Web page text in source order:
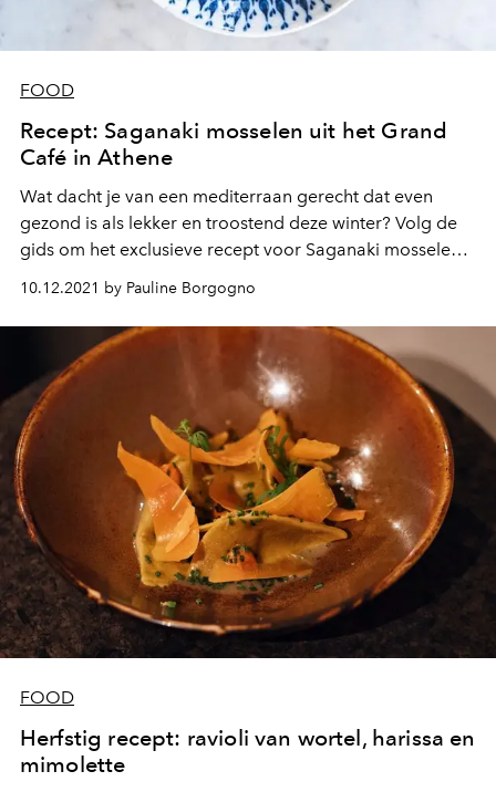
FOOD
Recept: Saganaki mosselen uit het Grand
Café in Athene
Wat dacht je van een mediterraan gerecht dat even
gezond is als lekker en troostend deze winter? Volg de
gids om het exclusieve recept voor Saganaki mosselen
van het Grand Café in Athene te reproduceren.
10.12.2021 by Pauline Borgogno
FOOD
Herfstig recept: ravioli van wortel, harissa en
mimolette